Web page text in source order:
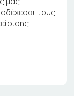
τους